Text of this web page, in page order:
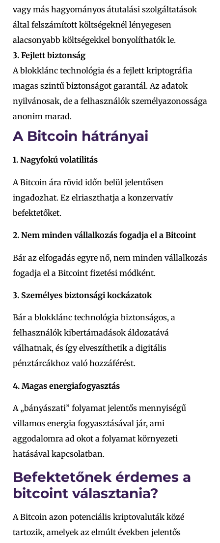
vagy más hagyományos átutalási szolgáltatások
által felszámított költségeknél lényegesen
alacsonyabb költségekkel bonyolíthatók le.
3. Fejlett biztonság
A blokklánc technológia és a fejlett kriptográfia
magas szintű biztonságot garantál. Az adatok
nyilvánosak, de a felhasználók személyazonossága
anonim marad.
A Bitcoin hátrányai
1. Nagyfokú volatilitás
A Bitcoin ára rövid időn belül jelentősen
ingadozhat. Ez elriaszthatja a konzervatív
befektetőket.
2. Nem minden vállalkozás fogadja el a Bitcoint
Bár az elfogadás egyre nő, nem minden vállalkozás
fogadja el a Bitcoint fizetési módként.
3. Személyes biztonsági kockázatok
Bár a blokklánc technológia biztonságos, a
felhasználók kibertámadások áldozatává
válhatnak, és így elveszíthetik a digitális
pénztárcákhoz való hozzáférést.
4. Magas energiafogyasztás
A „bányászati” folyamat jelentős mennyiségű
villamos energia fogyasztásával jár, ami
aggodalomra ad okot a folyamat környezeti
hatásával kapcsolatban.
Befektetőnek érdemes a
bitcoint választania?
A Bitcoin azon potenciális kriptovaluták közé
tartozik, amelyek az elmúlt években jelentős